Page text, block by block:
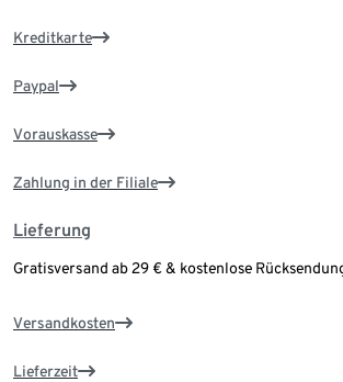
Kreditkarte
Paypal
Vorauskasse
Zahlung in der Filiale
Lieferung
Gratisversand ab 29 € & kostenlose
Versandkosten
Lieferzeit